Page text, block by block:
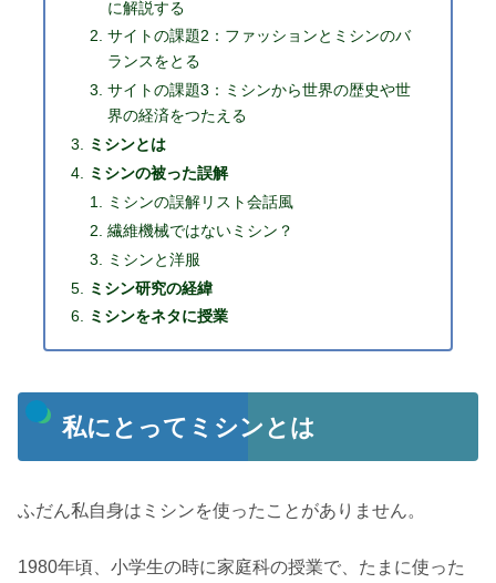
に解説する
サイトの課題2：ファッションとミシンのバ
ランスをとる
サイトの課題3：ミシンから世界の歴史や世
界の経済をつたえる
ミシンとは
ミシンの被った誤解
ミシンの誤解リスト会話風
繊維機械ではないミシン？
ミシンと洋服
ミシン研究の経緯
ミシンをネタに授業
私にとってミシンとは
ふだん私自身はミシンを使ったことがありません。
1980年頃、小学生の時に家庭科の授業で、たまに使った